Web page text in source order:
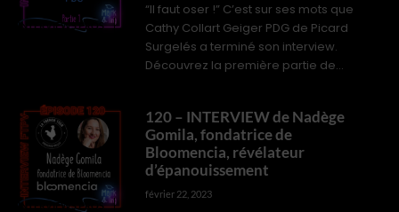
INTERVIEWS PROS
“Il faut oser !” C’est sur ses mots que
Cathy Collart Geiger PDG de Picard
Surgelés a terminé son interview.
Découvrez la première partie de...
INTERVIEWS PROS
120 – INTERVIEW de Nadège
Gomila, fondatrice de
Bloomencia, révélateur
d’épanouissement
février 22, 2023